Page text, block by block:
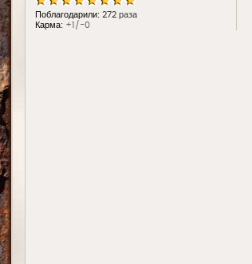
Поблагодарили: 272 раза
Карма: +1/-0